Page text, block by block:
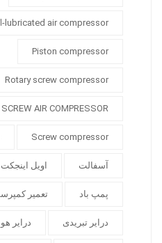
lubricated air compressor
Piston compressor
Rotary screw compressor
SCREW AIR COMPRESSOR
Screw compressor
آسفالت اویل اینجکت
پمپ باد تعمیر
درایر تبریدی درایر